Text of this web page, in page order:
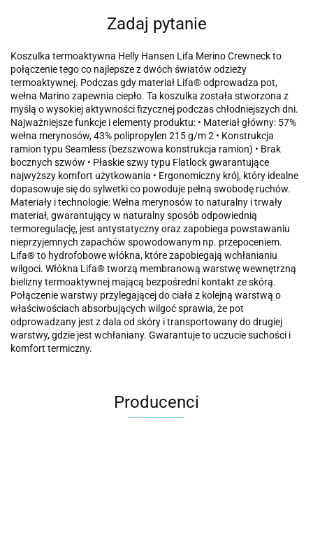
Zadaj pytanie
Koszulka termoaktywna Helly Hansen Lifa Merino Crewneck to
połączenie tego co najlepsze z dwóch światów odzieży
termoaktywnej. Podczas gdy materiał Lifa® odprowadza pot,
wełna Marino zapewnia ciepło. Ta koszulka została stworzona z
myślą o wysokiej aktywności fizycznej podczas chłodniejszych dni.
Najważniejsze funkcje i elementy produktu: • Materiał główny: 57%
wełna merynosów, 43% polipropylen 215 g/m 2 • Konstrukcja
ramion typu Seamless (bezszwowa konstrukcja ramion) • Brak
bocznych szwów • Płaskie szwy typu Flatlock gwarantujące
najwyższy komfort użytkowania • Ergonomiczny krój, który idealne
dopasowuje się do sylwetki co powoduje pełną swobodę ruchów.
Materiały i technologie: Wełna merynosów to naturalny i trwały
materiał, gwarantujący w naturalny sposób odpowiednią
termoregulację, jest antystatyczny oraz zapobiega powstawaniu
nieprzyjemnych zapachów spowodowanym np. przepoceniem.
Lifa® to hydrofobowe włókna, które zapobiegają wchłanianiu
wilgoci. Włókna Lifa® tworzą membranową warstwę wewnętrzną
bielizny termoaktywnej mającą bezpośredni kontakt ze skórą.
Połączenie warstwy przylegającej do ciała z kolejną warstwą o
właściwościach absorbujących wilgoć sprawia, że pot
odprowadzany jest z dala od skóry i transportowany do drugiej
warstwy, gdzie jest wchłaniany. Gwarantuje to uczucie suchości i
komfort termiczny.
Producenci